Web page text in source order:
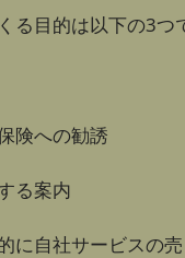
る目的は以下の3つ
険への勧誘
る案内
に自社サービスの